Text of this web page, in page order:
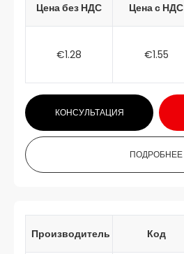
Цена без НДС Цена с НДС
€1.28 €1.55
КОНСУЛЬТАЦИЯ
ПОДРОБНЕЕ
Производитель Код